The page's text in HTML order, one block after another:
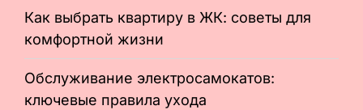
Как выбрать квартиру в ЖК: советы для
комфортной жизни
Обслуживание электросамокатов:
ключевые правила ухода